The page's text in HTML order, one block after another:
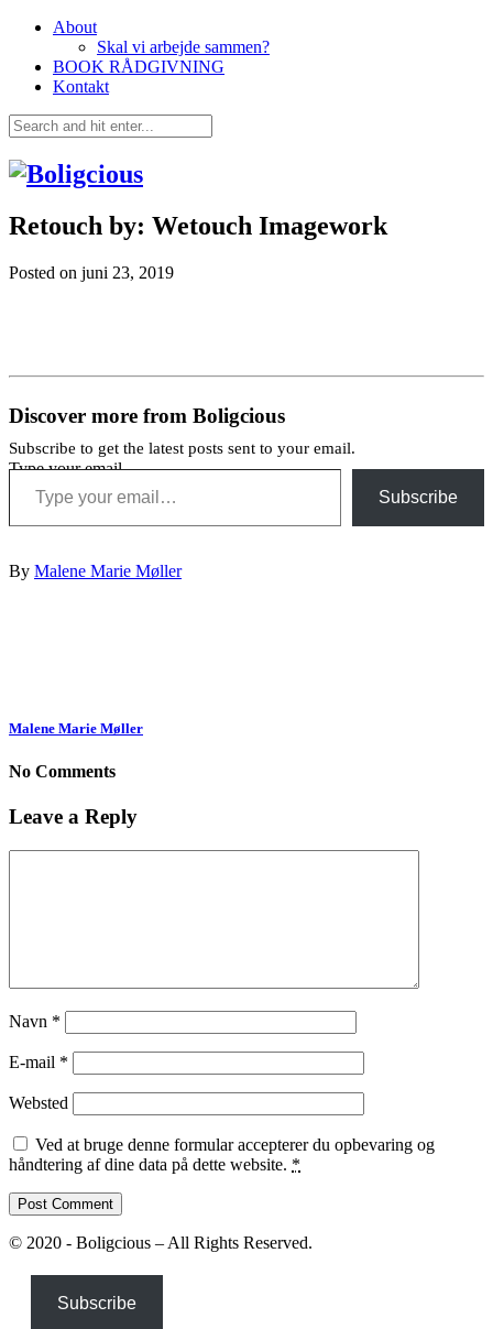
About
Skal vi arbejde sammen?
BOOK RÅDGIVNING
Kontakt
Retouch by: Wetouch Imagework
Posted on juni 23, 2019
Discover more from Boligcious
Subscribe to get the latest posts sent to your email.
Type your email…
Subscribe
By Malene Marie Møller
Malene Marie Møller
No Comments
Leave a Reply
Navn *
E-mail *
Websted
Ved at bruge denne formular accepterer du opbevaring og
håndtering af dine data på dette website. *
© 2020 - Boligcious – All Rights Reserved.
Subscribe